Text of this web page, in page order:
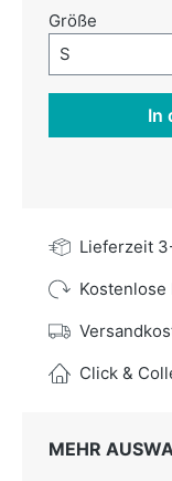
Größe
Größe-
S
In
Lieferzeit
Kostenlose
Click &
MEHR